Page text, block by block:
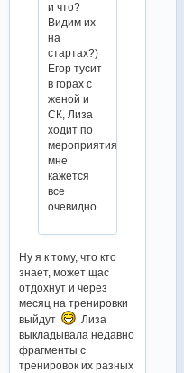
и что?
Видим их
на
стартах?)
Егор тусит
в горах с
женой и
СК, Лиза
ходит по
мероприятиям…
мне
кажется
все
очевидно.
Ну я к тому, что кто
знает, может щас
отдохнут и через
месяц на тренировки
выйдут
Лиза
выкладывала недавно
фрагменты с
тренировок их разных